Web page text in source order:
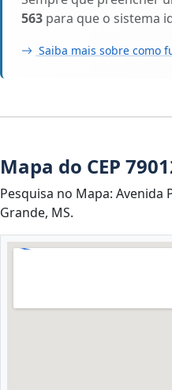
563 para que o sistema
Saiba mais sobre como
Mapa do CEP
Pesquisa no Mapa: Avenida
Grande, MS.